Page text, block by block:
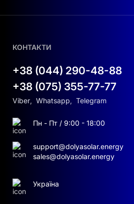
КОНТАКТИ
+38 (044) 290-48-88
+38 (075) 355-77-77
Viber, Whatsapp, Telegram
Пн - Пт / 9:00 - 18:00
support@dolyasolar.energy
sales@dolyasolar.energy
Україна